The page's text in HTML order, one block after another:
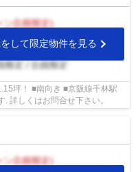
して限定物件を見る
坪！ ■南向き ■京阪線千林駅
詳しくはお問合せ下さい。